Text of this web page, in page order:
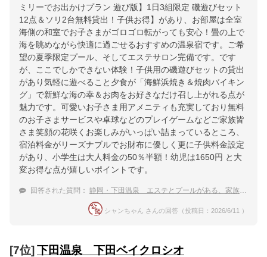
ミリーでお出かけプラン 遊び版】1日3組限定 磯遊びセット
12点＆ソリ2台無料貸出！子供お得】があり、お部屋は全室
海側の和室でお子さまがゴロゴロ転がっても安心！畳の上で
海を眺めながら快適に過ごせるおすすめの温泉宿です。ご希
望の夏季限定プール、そしてエステサロン完備です。です
が、ここでしかできない体験！子供用の磯遊びセットの貸出
があり気軽に遊べること夕食が「海鮮浜焼き＆焼肉バイキン
グ」で新鮮な海の幸＆お肉をお好きなだけ召し上がれる点が
魅力です。可愛いお子さま用アメニティも充実しており無料
のお子さまサービスや卓球などのプレイゲームなどご家族皆
さま笑顔の花咲くお楽しみがいっぱい詰まっているところ、
宿泊料金がリーズナブルでお財布に優しく更に子供料金設定
があり、小学生は大人料金の50％半額！幼児は1650円 と大
変お得な点が嬉しいポイントです。
回答された質問： 静岡・下田温泉 エステとプールがある、家族旅行におすすめの温泉宿
シャンちゃん さんの回答（投稿日：2026/6/11 ）
[7位] 下田温泉 下田ベイクロシオ